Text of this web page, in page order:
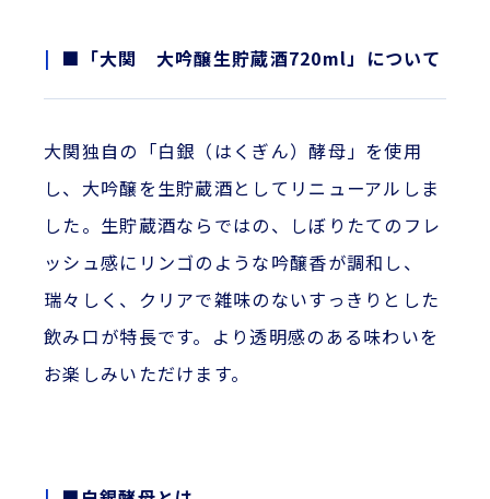
■「大関 大吟醸生貯蔵酒720ml」について
大関独自の「白銀（はくぎん）酵母」を使用
し、大吟醸を生貯蔵酒としてリニューアルしま
した。生貯蔵酒ならではの、しぼりたてのフレ
ッシュ感にリンゴのような吟醸香が調和し、
瑞々しく、クリアで雑味のないすっきりとした
飲み口が特長です。より透明感のある味わいを
お楽しみいただけます。